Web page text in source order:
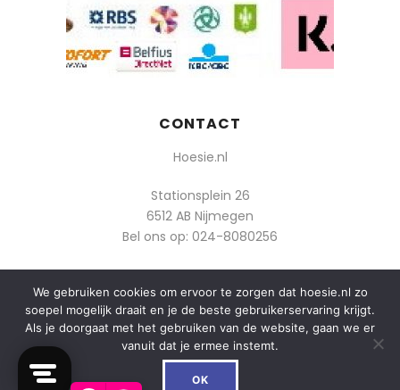
CONTACT
Hoesie.nl
Stationsplein 26
6512 AB Nijmegen
Bel ons op: 024-8080256
Of mail: info@hoesie.nl
© 2014-2025 Boozt - Hoesie.nl. All rights reserved.
algemene voorwaarden
We gebruiken cookies om ervoor te zorgen dat hoesie.nl zo
soepel mogelijk draait en je de beste gebruikerservaring krijgt.
Als je doorgaat met het gebruiken van de website, gaan we er
vanuit dat je ermee instemt.
OK